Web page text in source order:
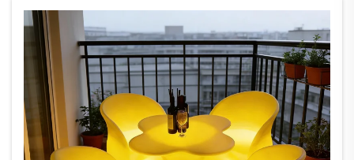
noche...